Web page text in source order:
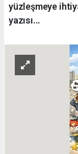
yüzleşmeye
yazısı...